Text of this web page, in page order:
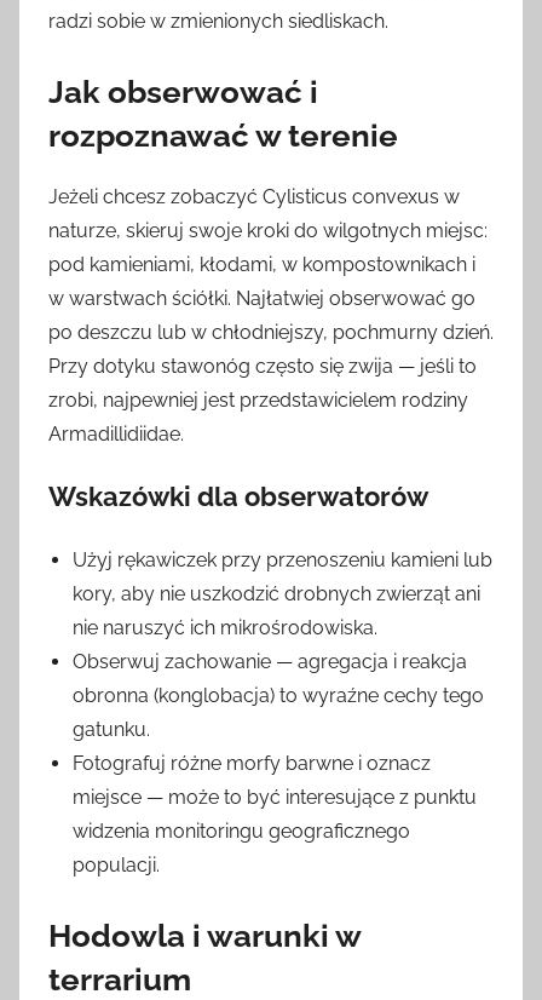
radzi sobie w zmienionych siedliskach.
Jak obserwować i
rozpoznawać w terenie
Jeżeli chcesz zobaczyć Cylisticus convexus w
naturze, skieruj swoje kroki do wilgotnych miejsc:
pod kamieniami, kłodami, w kompostownikach i
w warstwach ściółki. Najłatwiej obserwować go
po deszczu lub w chłodniejszy, pochmurny dzień.
Przy dotyku stawonóg często się zwija — jeśli to
zrobi, najpewniej jest przedstawicielem rodziny
Armadillidiidae.
Wskazówki dla obserwatorów
Użyj rękawiczek przy przenoszeniu kamieni lub
kory, aby nie uszkodzić drobnych zwierząt ani
nie naruszyć ich mikrośrodowiska.
Obserwuj zachowanie — agregacja i reakcja
obronna (konglobacja) to wyraźne cechy tego
gatunku.
Fotografuj różne morfy barwne i oznacz
miejsce — może to być interesujące z punktu
widzenia monitoringu geograficznego
populacji.
Hodowla i warunki w
terrarium